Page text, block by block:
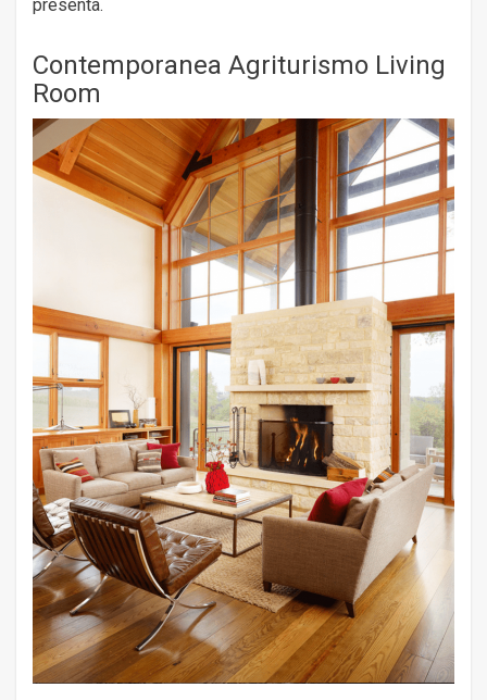
presenta.
Contemporanea Agriturismo Living
Room